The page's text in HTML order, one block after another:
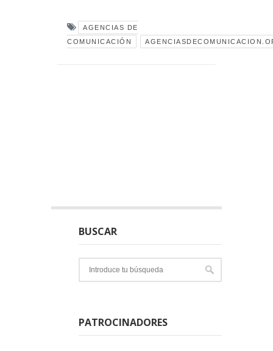
AGENCIAS DE
COMUNICACIÓN
BUSCAR
PATROCINADORES